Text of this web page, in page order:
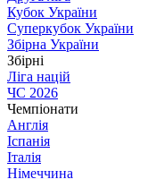
Кубок України
Суперкубок України
Збірна України
Збірні
Ліга націй
ЧС 2026
Чемпіонати
Англія
Іспанія
Італія
Німеччина